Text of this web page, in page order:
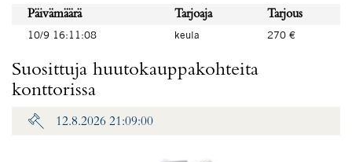
Päivämäärä Tarjoaja
Tarjous
10/9 16:11:08
keula 270 €
Suosittuja huutokauppakohteita
konttorissa
12.8.2026 21:09:00